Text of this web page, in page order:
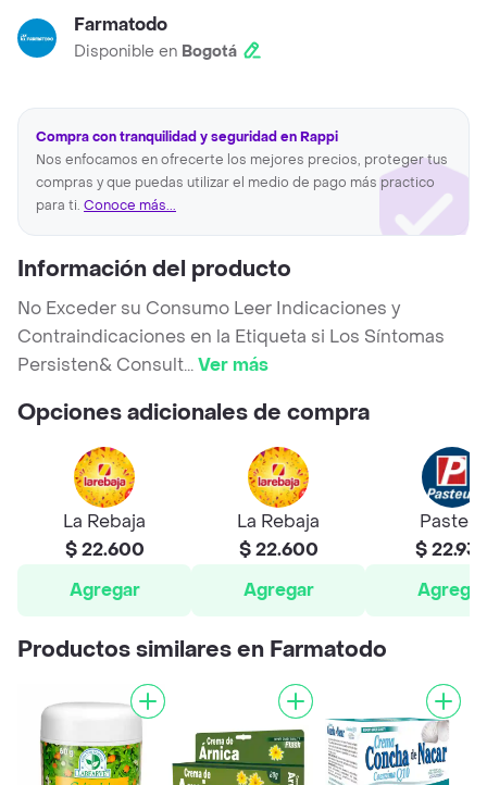
Farmatodo
Disponible en Bogotá
Compra con tranquilidad y seguridad en Rappi
Nos enfocamos en ofrecerte los mejores precios, proteger tus
compras y que puedas utilizar el medio de pago más practico
para ti. Conoce más...
Información del producto
No Exceder su Consumo Leer Indicaciones y
Contraindicaciones en la Etiqueta si Los Síntomas
Persisten& Consult...Ver más
Opciones adicionales de compra
La Rebaja
$ 22.600
Agregar
La Rebaja
$ 22.600
Agregar
Pasteur
$
Agregar
Productos similares en Farmatodo